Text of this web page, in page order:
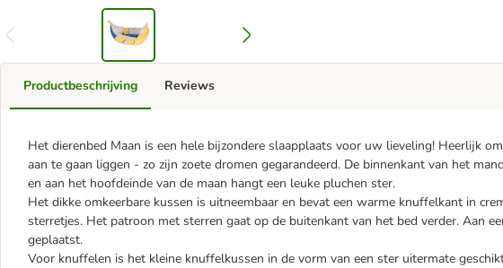
Productbeschrijving
Het dierenbed Maan is een hele bijzondere slaapplaats voor uw lieveling! Heerlijk
aan te gaan liggen - zo zijn zoete dromen gegarandeerd. De binnenkant van het
en aan het hoofdeinde van de maan hangt een leuke pluchen ster.
Het dikke omkeerbare kussen is uitneembaar en bevat een warme knuffelkant in
sterretjes. Het patroon met sterren gaat op de buitenkant van het bed verder. Aan
geplaatst.
Voor knuffelen is het kleine knuffelkussen in de vorm van een ster uitermate
Reviews